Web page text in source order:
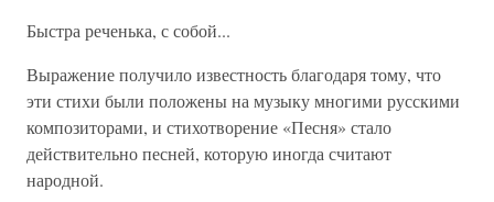
Быстра реченька, с собой...
Выражение получило известность благодаря тому, что
эти стихи были положены на музыку многими русскими
композиторами, и стихотворение «Песня» стало
действительно песней, которую иногда считают
народной.